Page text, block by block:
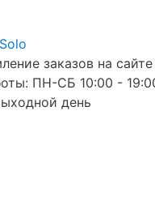
заказов на сайте
ПН-СБ 10:00 -
день